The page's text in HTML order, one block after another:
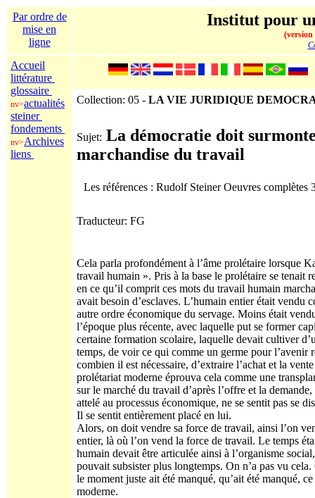
Par ordre de
mise en
ligne
Institut pour
(version
Accueil
littérature
glossaire
nv>actualités
steiner
fondements
nv>Archives
liens
Collection: 05 - LA VIE JURIDIQUE
Sujet: La démocratie doit
marchandise du travail
Les références : Rudolf Steiner Oeuvres
Traducteur: FG
Cela parla profondément à l’âme prolétaire lorsque
travail humain ». Pris à la base le prolétaire se tenait
en ce qu’il comprit ces mots du travail humain
avait besoin d’esclaves. L’humain entier était
autre ordre économique du servage. Moins était
l’époque plus récente, avec laquelle put se former
certaine formation scolaire, laquelle devait cultiver
temps, de voir ce qui comme un germe pour l’avenir
combien il est nécessaire, d’extraire l’achat et la
prolétariat moderne éprouva cela comme une
sur le marché du travail d’après l’offre et la
attelé au processus économique, ne se sentit pas se
Il se sentit entièrement placé en lui.
Alors, on doit vendre sa force de travail, ainsi l’on
entier, là où l’on vend la force de travail. Le temps
humain devait être articulée ainsi à l’organisme
pouvait subsister plus longtemps. On n’a pas vu
le moment juste ait été manqué, qu’ait été manqué,
moderne.